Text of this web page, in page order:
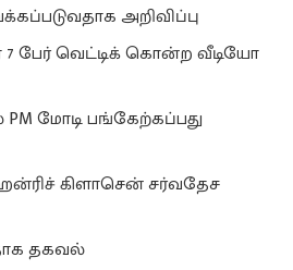
அறிவிப்பு
7 பேர் வெட்டிக் கொன்ற வீடியோ
PM மோடி பங்கேற்கப்பது
கிளாசென் சர்வதேச
தகவல்